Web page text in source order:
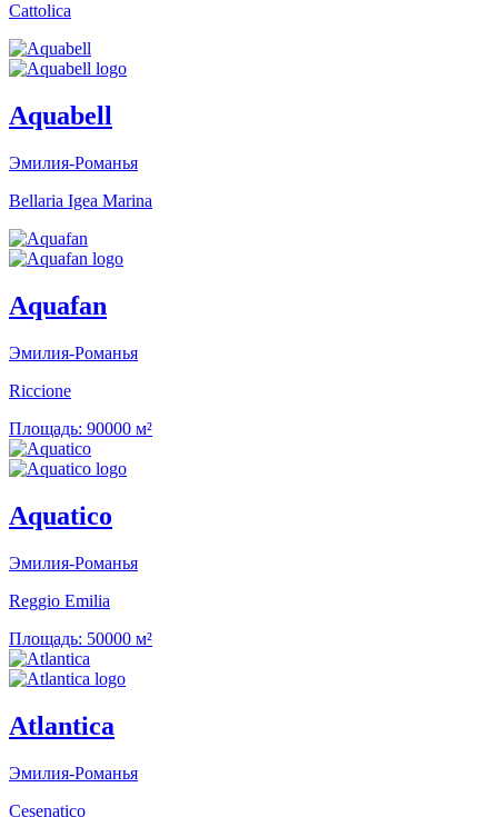
Cattolica
Aquabell
Эмилия-Романья
Bellaria Igea Marina
Aquafan
Эмилия-Романья
Riccione
Площадь: 90000 м²
Aquatico
Эмилия-Романья
Reggio Emilia
Площадь: 50000 м²
Atlantica
Эмилия-Романья
Cesenatico